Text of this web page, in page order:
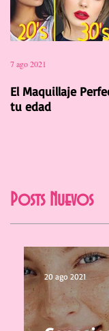
El Maquillaje
tu edad
7 ago 2021
Posts Nuevos
20 ago 2021